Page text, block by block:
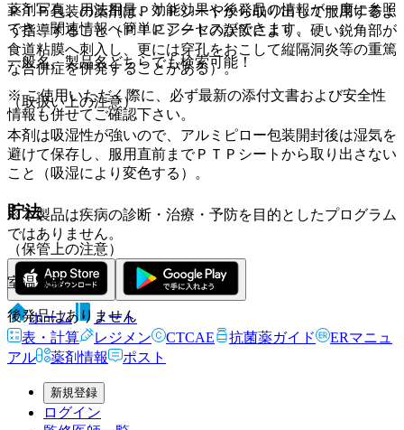
ＰＴＰ包装の薬剤はＰＴＰシートから取り出して服用するよ
う指導すること（ＰＴＰシートの誤飲により、硬い鋭角部が
食道粘膜へ刺入し、更には穿孔をおこして縦隔洞炎等の重篤
な合併症を併発することがある）。
（取扱い上の注意）
本剤は吸湿性が強いので、アルミピロー包装開封後は湿気を
避けて保存し、服用直前までＰＴＰシートから取り出さない
こと（吸湿により変色する）。
貯法
（保管上の注意）
室温保存。
後発品はありません
薬剤写真、用法用量、効能効果や後発品の情報が一度に参照
でき、関連情報へ簡単にアクセスができます。
一般名、製品名どちらでも検索可能！
※ ご使用いただく際に、必ず最新の添付文書および安全性
情報も併せてご確認下さい。
※本製品は疾病の診断・治療・予防を目的としたプログラム
ではありません。
ホーム
ノート
表・計算
レジメン CTCAE 抗菌薬ガイド
ERマニュ
アル
薬剤情報 ポスト
新規登録
ログイン